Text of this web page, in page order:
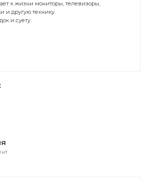
к жизни мониторы, телевизоры,
и другую технику.
и суету.